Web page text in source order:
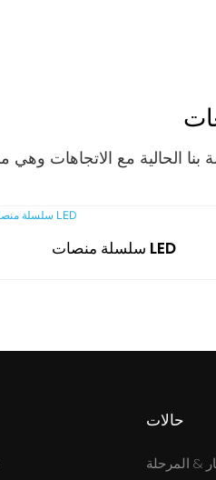
سلسلة منصات LED
حالات
& المرحلة